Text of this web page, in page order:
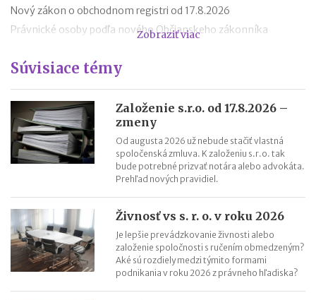
Nový zákon o obchodnom registri od 17.8.2026
Právnické osoby podľa nového Občianskeho zákonníka
Štátni zamestnanci môžu od 1. októbra 2025 podnikať
Novela zákona o ochrane spotrebiteľa účinná od roku 2026
Reklamácia letného tábora
Zmeny v živnostenskom zákone od 1. 4. 2025
Zobraziť viac
Súvisiace témy
Založenie s.r.o. od 17.8.2026 –
zmeny
Od augusta 2026 už nebude stačiť vlastná
spoločenská zmluva. K založeniu s.r.o. tak
bude potrebné prizvať notára alebo advokáta.
Prehľad nových pravidiel.
Živnosť vs s. r. o. v roku 2026
Je lepšie prevádzkovanie živnosti alebo
založenie spoločnosti s ručením obmedzeným?
Aké sú rozdiely medzi týmito formami
podnikania v roku 2026 z právneho hľadiska?